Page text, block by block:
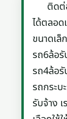
ติดต่อ
ได้ตลอด
ขนาดเล็
รถ6ล้อ
รถ4ล้อ
รถกระบ
รับจ้าง